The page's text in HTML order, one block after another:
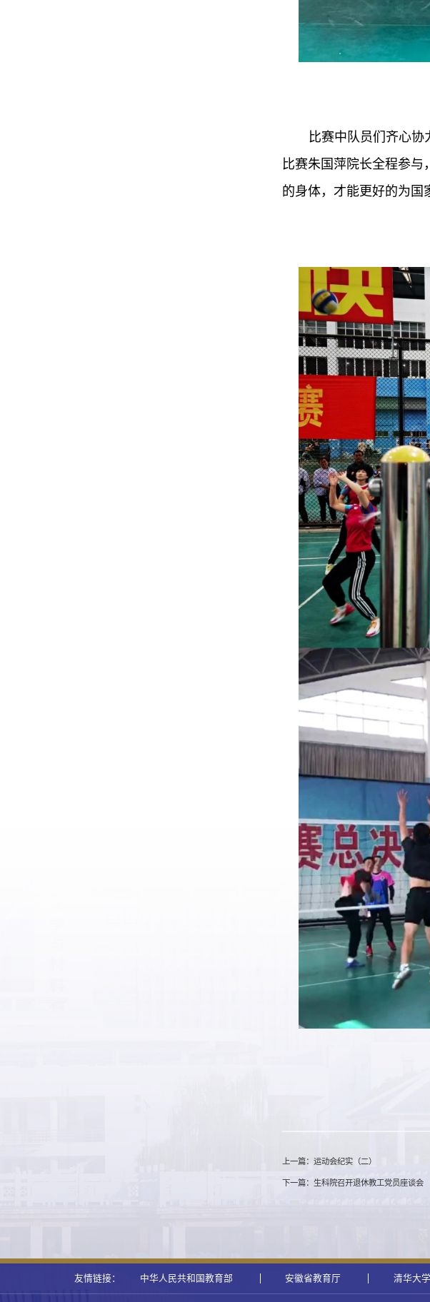
比赛中队员们齐心
比赛朱国萍院长全程参
的身体，才能更好的为国
上一篇：运动会纪实（二）
下一篇：生科院召开退休教工党员座谈会
友情链接： 中华人民共和国教育部 安徽省教育厅 清华大学